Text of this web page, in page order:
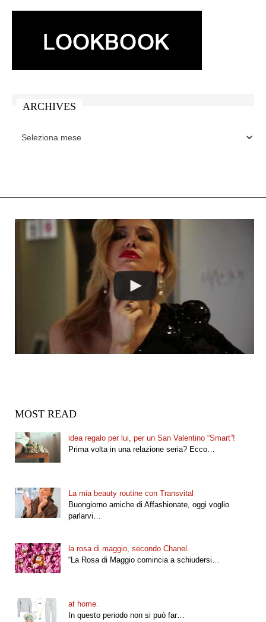
ARCHIVES
MOST READ
idea regalo per lui, per un San Valentino “Smart”!
Prima volta in una relazione seria? Ecco…
La mia beauty routine con Transvital
Buongiorno amiche di Affashionate, oggi voglio
parlarvi…
la rosa di maggio, secondo Chanel.
“La Rosa di Maggio comincia a schiudersi…
at home.
In questo periodo non si può far…